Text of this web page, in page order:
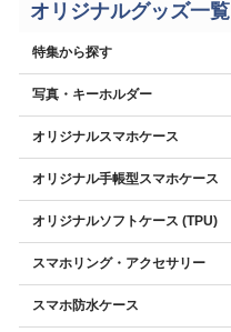
オリジナルグッズ一覧
特集から探す
写真・キーホルダー
オリジナルスマホケース
オリジナル手帳型スマホケース
オリジナルソフトケース (TPU)
スマホリング・アクセサリー
スマホ防水ケース